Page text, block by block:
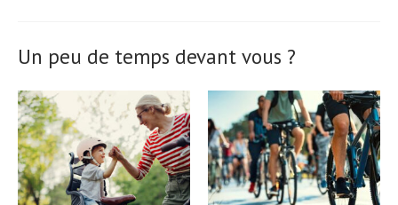
Un peu de temps devant vous ?